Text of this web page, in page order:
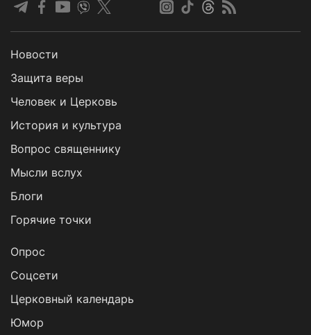
Новости
Защита веры
Человек и Церковь
История и культура
Вопрос священнику
Мысли вслух
Блоги
Горячие точки
Опрос
Cоцсети
Церковный календарь
Юмор